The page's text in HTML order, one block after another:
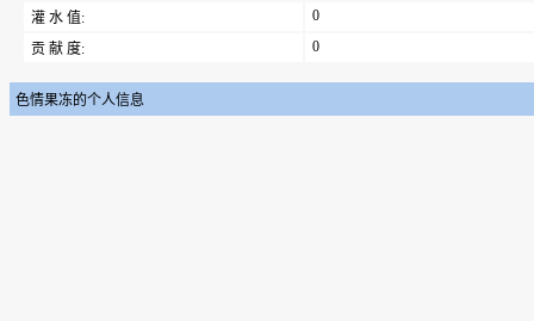
灌 水 值:
0
贡 献 度:
0
色情果冻的个人信息